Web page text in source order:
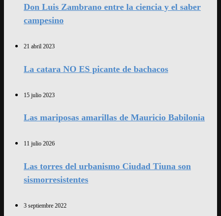
Don Luis Zambrano entre la ciencia y el saber
campesino
21 abril 2023
La catara NO ES picante de bachacos
15 julio 2023
Las mariposas amarillas de Mauricio Babilonia
11 julio 2026
Las torres del urbanismo Ciudad Tiuna son
sismorresistentes
3 septiembre 2022